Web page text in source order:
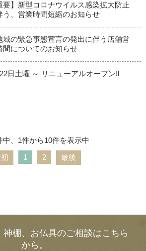
要】新型コロナウイルス感染拡大防止
う、営業時間短縮のお知らせ
域の緊急事態宣言の発出に伴う店舗営
間についてのお知らせ
日土曜 ～ リニューアルオープン‼
中、1件から10件を表示中
1 2 最後
神棚、お仏具のご相談はこちら
から。